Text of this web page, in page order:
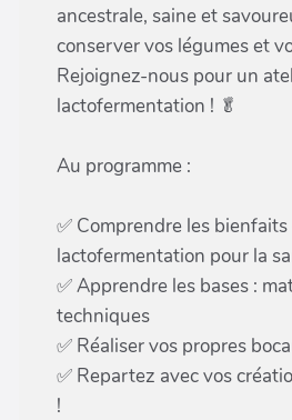
ancestrale, saine et
conserver vos légumes et
Rejoignez-nous pour un
lactofermentation ! 🥬
Au programme :
✅ Comprendre les bienfaits
lactofermentation pour la
✅ Apprendre les bases :
techniques
✅ Réaliser vos propres
✅ Repartez avec vos
!